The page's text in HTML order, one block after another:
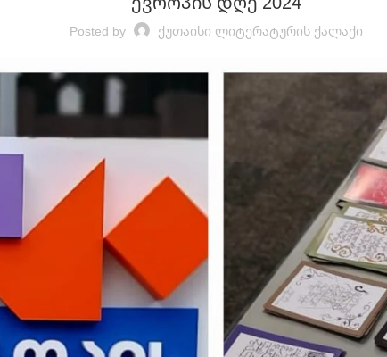
Posted by Ქუთაისი Ლიტერატურის Ქალაქი